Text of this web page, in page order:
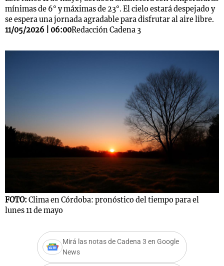
mínimas de 6° y máximas de 23°. El cielo estará despejado y
se espera una jornada agradable para disfrutar al aire libre.
11/05/2026 | 06:00Redacción Cadena 3
FOTO: Clima en Córdoba: pronóstico del tiempo para el
lunes 11 de mayo
Mirá las notas de Cadena 3 en Google
News
Notas
Notas